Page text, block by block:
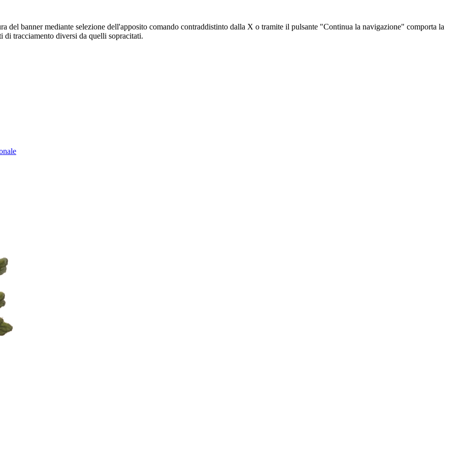
del banner mediante selezione dell'apposito comando contraddistinto dalla X o tramite il pulsante "Continua la navigazione" comporta la
di tracciamento diversi da quelli sopracitati.